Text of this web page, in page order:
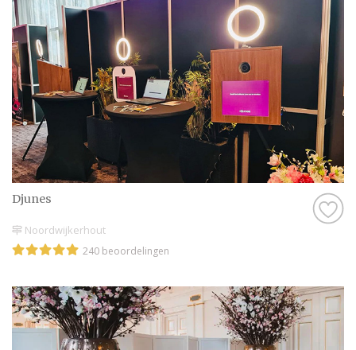
Daarom hebben wij bij elke professional op
onze website een beoordeling van echte
bruidsparen staan. Indien deze al
beoordeeld is, natuurlijk. Soms vind je
namelijk ook nieuwe professionals op onze
website, en dan is het misschien wel aan
jullie om de eerste beoordeling te schrijven!
Hoe dan ook, je kunt er zeker van zijn dat je
een geweldige ervaring krijgt met de
Photobooth in Noordwijk op onze website.
Het zijn stuk voor stuk professionals die als
missie hebben om jullie een onvergetelijke
dag te bezorgen.
Genieten van de leukste Photobooth in
Noordwijk
Djunes
Noordwijkerhout
240 beoordelingen